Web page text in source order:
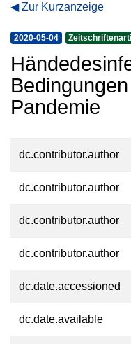
Zur Kurzanzeige
2020-05-04
Pandemie
dc.contributor.author
dc.contributor.author
dc.contributor.author
dc.contributor.author
dc.date.accessioned
dc.date.available